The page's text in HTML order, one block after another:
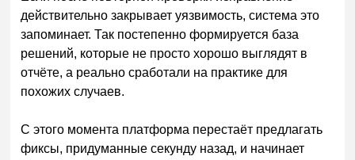
действительно закрывает уязвимость, система это
запоминает. Так постепенно формируется база
решений, которые не просто хорошо выглядят в
отчёте, а реально сработали на практике для
похожих случаев.
С этого момента платформа перестаёт предлагать
фиксы, придуманные секунду назад, и начинает